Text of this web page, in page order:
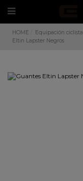
HOME Equipación ciclista
Eltin Lapster Negros